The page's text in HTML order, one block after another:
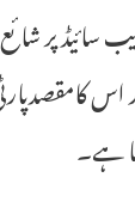
سائیڈ پر
اس
ہے۔